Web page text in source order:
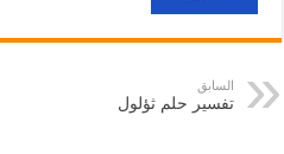
السابق
تفسير حلم ثؤلول